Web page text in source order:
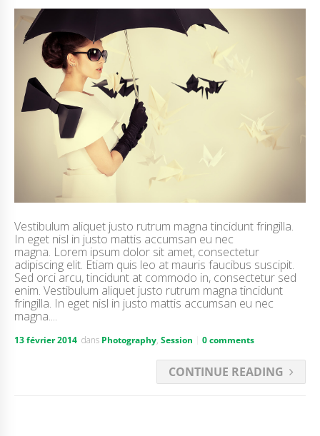
Vestibulum aliquet justo rutrum magna tincidunt fringilla.
In eget nisl in justo mattis accumsan eu nec
magna. Lorem ipsum dolor sit amet, consectetur
adipiscing elit. Etiam quis leo at mauris faucibus suscipit.
Sed orci arcu, tincidunt at commodo in, consectetur sed
enim. Vestibulum aliquet justo rutrum magna tincidunt
fringilla. In eget nisl in justo mattis accumsan eu nec
magna....
13 février 2014 dans Photography, Session 0 comments
CONTINUE READING